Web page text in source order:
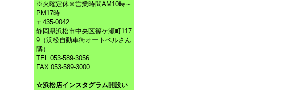
※火曜定休※営業時間AM10時～
PM17時
〒435-0042
静岡県浜松市中央区篠ケ瀬町117
9（浜松自動車街オートベルさん
隣）
TEL.053-589-3056
FAX.053-589-3000
☆浜松店インスタグラム開設い